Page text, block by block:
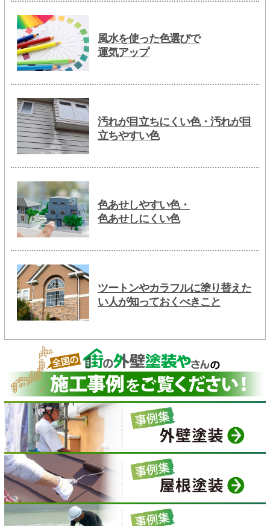
風水を使った色選びで
運気アップ
汚れが目立ちにくい色・汚れが目
立ちやすい色
色あせしやすい色・
色あせしにくい色
ツートンやカラフルに塗り替えた
い人が知っておくべきこと